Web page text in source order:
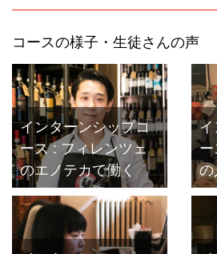
コースの様子・生徒さんの声
インターンシップコ
ース : フィレンツェ
のエノテカで働く